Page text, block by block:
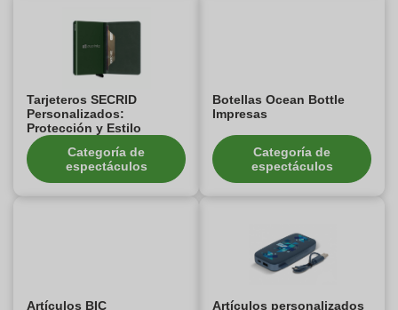
Tarjeteros SECRID
Personalizados:
Protección y Estilo
Categoría de
espectáculos
Botellas Ocean Bottle
Impresas
Categoría de
espectáculos
Artículos BIC
Artículos personalizados